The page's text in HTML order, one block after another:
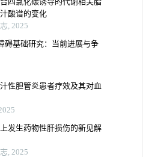
酸谱的变化
, 2025
碍基础研究：当前进展与争
性胆管炎患者疗效及其对血
发生药物性肝损伤的新见解
, 2025